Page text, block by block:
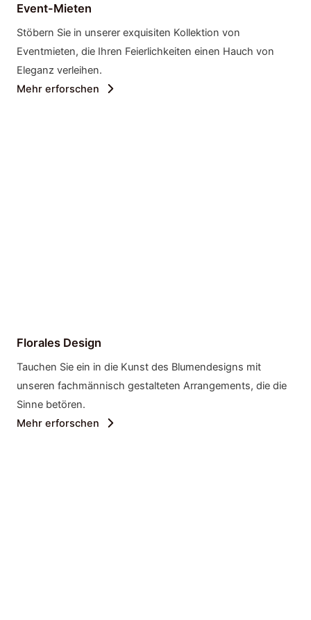
Event-Mieten
Stöbern Sie in unserer exquisiten Kollektion von
Eventmieten, die Ihren Feierlichkeiten einen Hauch von
Eleganz verleihen.
Mehr erforschen
Florales Design
Tauchen Sie ein in die Kunst des Blumendesigns mit
unseren fachmännisch gestalteten Arrangements, die die
Sinne betören.
Mehr erforschen